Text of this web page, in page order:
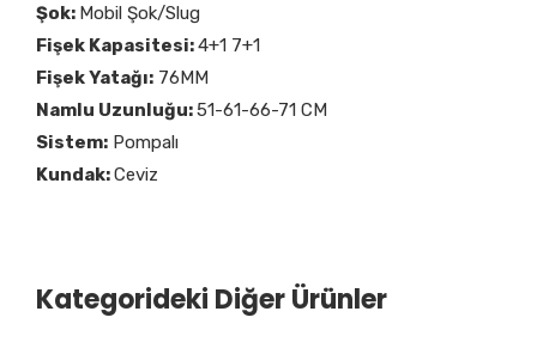
Şok: Mobil Şok/Slug
Fişek Kapasitesi:4+1 7+1
Fişek Yatağı: 76MM
Namlu Uzunluğu:51-61-66-71 CM
Sistem: Pompalı
Kundak:Ceviz
Kategorideki Diğer Ürünler